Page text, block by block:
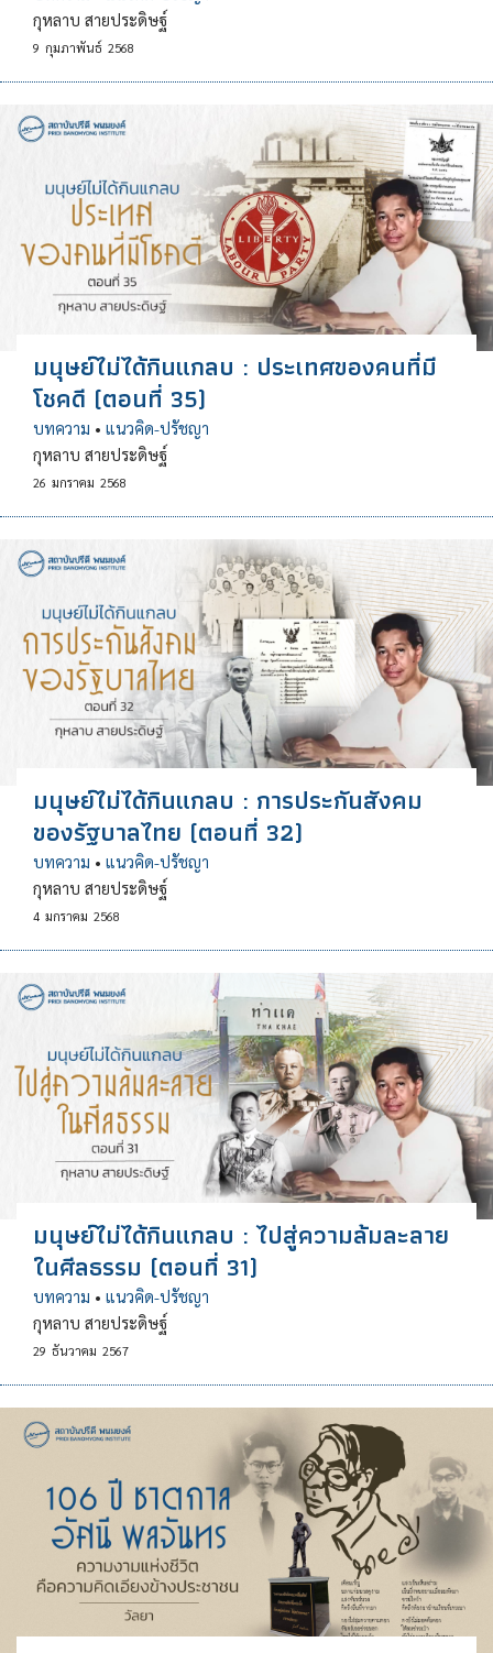
กุหลาบ สายประดิษฐ์
9 กุมภาพันธ์ 2568
มนุษย์ไม่ได้กินแกลบ : ประเทศของคนที่มี
โชคดี (ตอนที่ 35)
บทความ • แนวคิด-ปรัชญา
กุหลาบ สายประดิษฐ์
26 มกราคม 2568
มนุษย์ไม่ได้กินแกลบ : การประกันสังคม
ของรัฐบาลไทย (ตอนที่ 32)
บทความ • แนวคิด-ปรัชญา
กุหลาบ สายประดิษฐ์
4 มกราคม 2568
มนุษย์ไม่ได้กินแกลบ : ไปสู่ความล้มละลาย
ในศีลธรรม (ตอนที่ 31)
บทความ • แนวคิด-ปรัชญา
กุหลาบ สายประดิษฐ์
29 ธันวาคม 2567